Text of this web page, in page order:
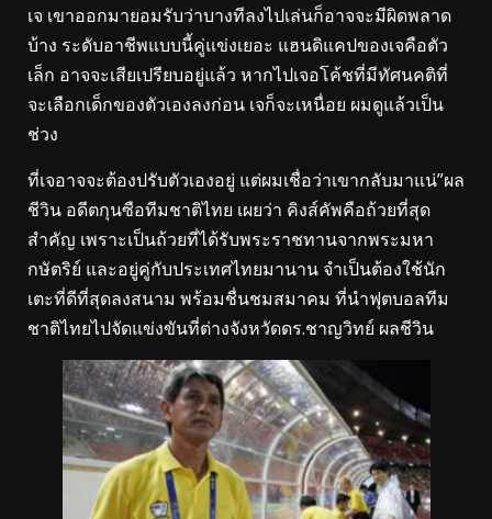
เจ เขาออกมายอมรับว่าบางทีลงไปเล่นก็อาจจะมีผิดพลาด
บ้าง ระดับอาชีพแบบนี้คู่แข่งเยอะ แฮนดิแคปของเจคือตัว
เล็ก อาจจะเสียเปรียบอยู่แล้ว หากไปเจอโค้ชที่มีทัศนคติที่
จะเลือกเด็กของตัวเองลงก่อน เจก็จะเหนื่อย ผมดูแล้วเป็น
ช่วง
ที่เจอาจจะต้องปรับตัวเองอยู่ แต่ผมเชื่อว่าเขากลับมาแน่”ผล
ชีวิน อดีตกุนซือทีมชาติไทย เผยว่า คิงส์คัพคือถ้วยที่สุด
สำคัญ เพราะเป็นถ้วยที่ได้รับพระราชทานจากพระมหา
กษัตริย์ และอยู่คู่กับประเทศไทยมานาน จำเป็นต้องใช้นัก
เตะที่ดีที่สุดลงสนาม พร้อมชื่นชมสมาคม ที่นำฟุตบอลทีม
ชาติไทยไปจัดแข่งขันที่ต่างจังหวัดดร.ชาญวิทย์ ผลชีวิน